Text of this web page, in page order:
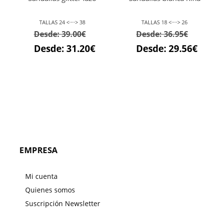
TALLAS 24 <····> 38
Desde:39.00€
Desde:31.20€
TALLAS 18 <····> 26
Desde:36.95€
Desde:29.56€
EMPRESA
Mi cuenta
Quienes somos
Suscripción Newsletter